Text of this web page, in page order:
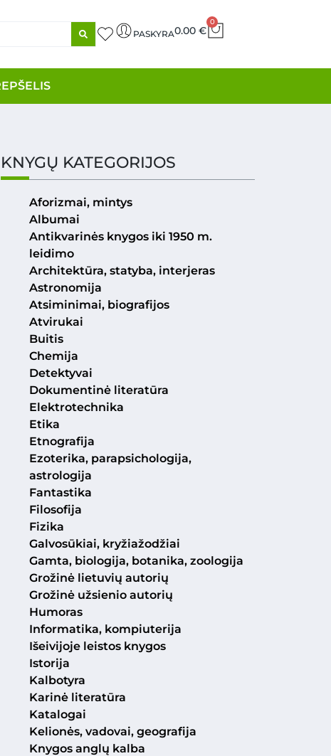
PASKYRA0.00 €
0
KNYGŲ KATEGORIJOS
Aforizmai, mintys
Albumai
Antikvarinės knygos iki 1950 m.
leidimo
Architektūra, statyba, interjeras
Astronomija
Atsiminimai, biografijos
Atvirukai
Buitis
Chemija
Detektyvai
Dokumentinė literatūra
Elektrotechnika
Etika
Etnografija
Ezoterika, parapsichologija,
astrologija
Fantastika
Filosofija
Fizika
Galvosūkiai, kryžiažodžiai
Gamta, biologija, botanika, zoologija
Grožinė lietuvių autorių
Grožinė užsienio autorių
Humoras
Informatika, kompiuterija
Išeivijoje leistos knygos
Istorija
Kalbotyra
Karinė literatūra
Katalogai
Kelionės, vadovai, geografija
Knygos anglų kalba